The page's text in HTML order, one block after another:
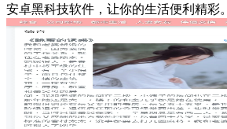
安卓黑科技软件，让你的生活便利精彩。